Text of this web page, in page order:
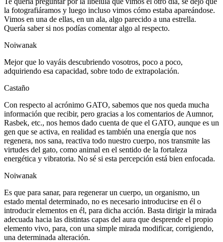
la fotografiáramos y luego incluso vimos cómo estaba apareándose.
Vimos en una de ellas, en un ala, algo parecido a una estrella.
Quería saber si nos podías comentar algo al respecto.
Noiwanak
Mejor que lo vayáis descubriendo vosotros, poco a poco,
adquiriendo esa capacidad, sobre todo de extrapolación.
Castaño
Con respecto al acrónimo GATO, sabemos que nos queda mucha
información que recibir, pero gracias a los comentarios de Aumnor,
Rasbek, etc., nos hemos dado cuenta de que el GATO, aunque es un
gen que se activa, en realidad es también una energía que nos
regenera, nos sana, reactiva todo nuestro cuerpo, nos transmite las
virtudes del gato, como animal en el sentido de la fortaleza
energética y vibratoria. No sé si esta percepción está bien enfocada.
Noiwanak
Es que para sanar, para regenerar un cuerpo, un organismo, un
estado mental determinado, no es necesario introducirse en él o
introducir elementos en él, para dicha acción. Basta dirigir la mirada
adecuada hacia las distintas capas del aura que desprende el propio
elemento vivo, para, con una simple mirada modificar, corrigiendo,
una determinada alteración.